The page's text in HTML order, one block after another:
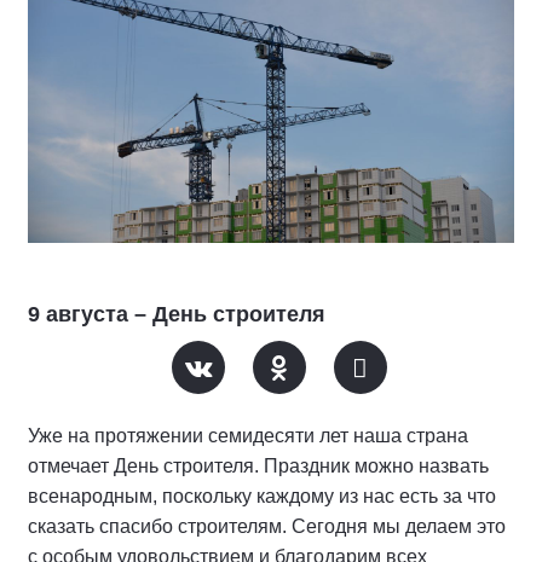
9 августа – День строителя
Уже на протяжении семидесяти лет наша страна
отмечает День строителя. Праздник можно назвать
всенародным, поскольку каждому из нас есть за что
сказать спасибо строителям. Сегодня мы делаем это
с особым удовольствием и благодарим всех